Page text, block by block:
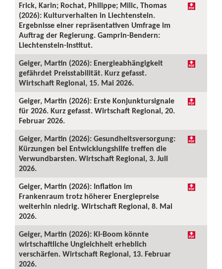
Frick, Karin; Rochat, Philippe; Milic, Thomas
(2026): Kulturverhalten in Liechtenstein.
Ergebnisse einer repräsentativen Umfrage im
Auftrag der Regierung. Gamprin-Bendern:
Liechtenstein-Institut.
Geiger, Martin (2026): Energieabhängigkeit
gefährdet Preisstabilität. Kurz gefasst.
Wirtschaft Regional, 15. Mai 2026.
Geiger, Martin (2026): Erste Konjunktursignale
für 2026. Kurz gefasst. Wirtschaft Regional, 20.
Februar 2026.
Geiger, Martin (2026): Gesundheitsversorgung:
Kürzungen bei Entwicklungshilfe treffen die
Verwundbarsten. Wirtschaft Regional, 3. Juli
2026.
Geiger, Martin (2026): Inflation im
Frankenraum trotz höherer Energiepreise
weiterhin niedrig. Wirtschaft Regional, 8. Mai
2026.
Geiger, Martin (2026): KI-Boom könnte
wirtschaftliche Ungleichheit erheblich
verschärfen. Wirtschaft Regional, 13. Februar
2026.